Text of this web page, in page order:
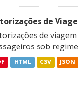
de
de
sob
HTML CSV JSON